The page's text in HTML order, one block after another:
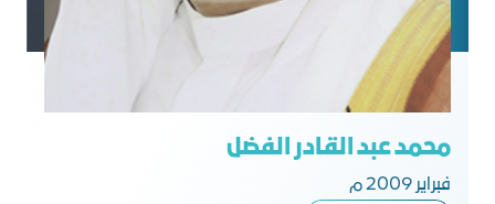
محمد عبد القادر الفضل
فبراير 2009 م